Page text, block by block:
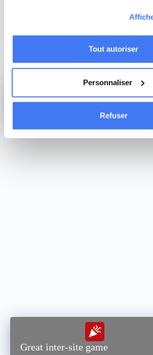
campagnes publicitaires ciblées en
préservant votre anonymat.
Tout autoriser
Personnaliser
Refuser
Great inter-site game